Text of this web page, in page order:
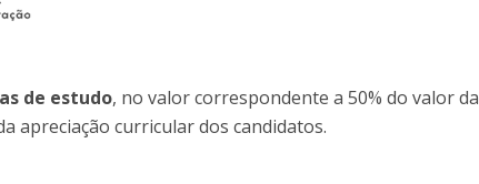
de estudo, no valor correspondente a 50% do valor da
apreciação curricular dos candidatos.